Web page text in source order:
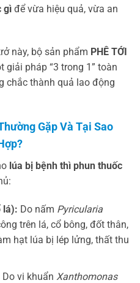
gì để vừa hiệu quả, vừa an
này, bộ sản phẩm PHÊ TỚI
giải pháp “3 trong 1” toàn
chắc thành quả lao động
Gặp Và Tại Sao
lúa bị bệnh thì phun thuốc
lá): Do nấm Pyricularia
trên lá, cổ bông, đốt thân,
hạt lúa bị lép lửng, thất thu
Do vi khuẩn Xanthomonas